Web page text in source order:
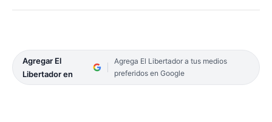
Agregar El
Libertador en
Agrega El Libertador a tus medios
preferidos en Google